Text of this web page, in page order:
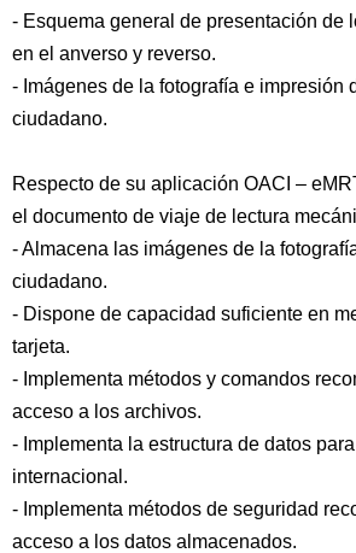
- Esquema general de presentación de
en el anverso y reverso.
- Imágenes de la fotografía e impresión
ciudadano.
Respecto de su aplicación OACI –
el documento de viaje de lectura
- Almacena las imágenes de la
ciudadano.
- Dispone de capacidad suficiente en
tarjeta.
- Implementa métodos y comandos
acceso a los archivos.
- Implementa la estructura de datos
internacional.
- Implementa métodos de seguridad
acceso a los datos almacenados.